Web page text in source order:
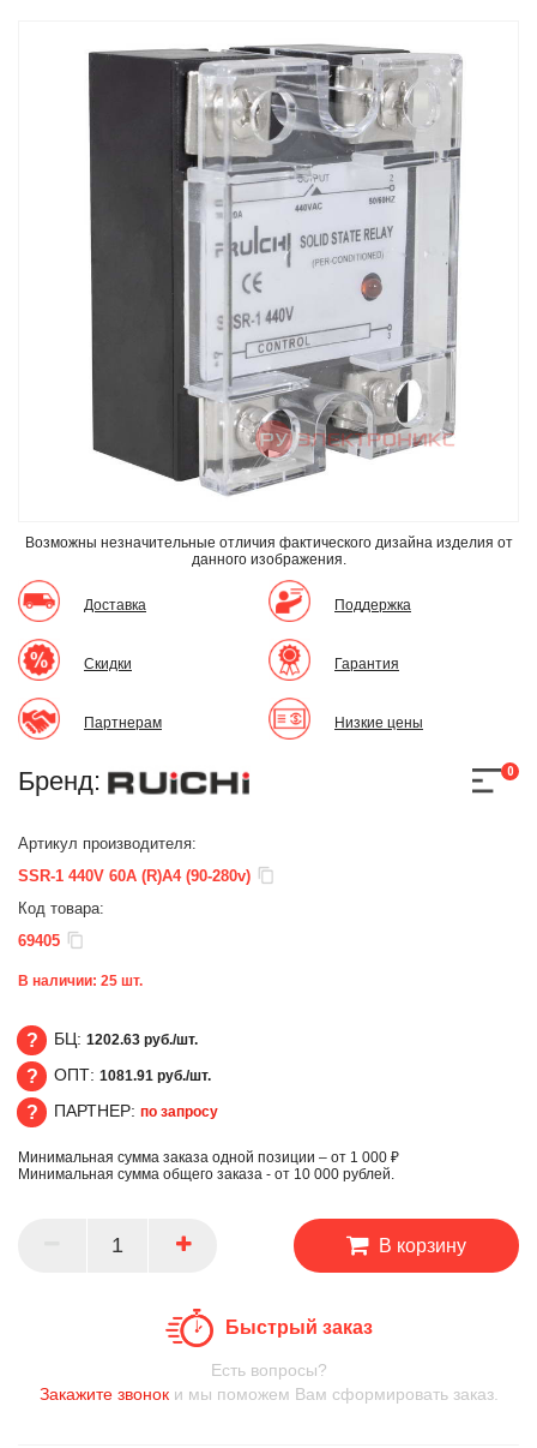
Возможны незначительные отличия фактического дизайна изделия от
данного изображения.
Доставка
Скидки
Партнерам
Поддержка
Гарантия
Низкие цены
Бренд: 0
Артикул производителя:
SSR-1 440V 60A (R)A4 (90-280v)
Код товара:
69405
В наличии: 25 шт.
БЦ
БЦ: 1202.63 руб./шт.
ОПТ
ОПТ: 1081.91 руб./шт.
ПАРТНЕР
ПАРТНЕР: по запросу
Минимальная сумма заказа одной позиции – от 1 000 ₽
Минимальная сумма общего заказа - от 10 000 рублей.
В корзину
Быстрый заказ
Есть вопросы?
Закажите звоноки мы поможем Вам сформировать заказ.